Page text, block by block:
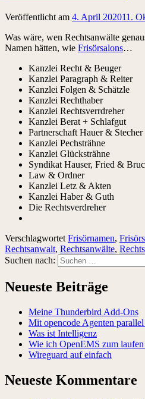
Veröffentlicht am 4. April 202011.
Was wäre, wen Rechtsanwälte
Namen hätten, wie Frisörsalons…
Kanzlei Recht & Beuger
Kanzlei Paragraph & Reiter
Kanzlei Folgen & Schätzle
Kanzlei Rechthaber
Kanzlei Rechtsverrdreher
Kanzlei Berat + Schlafgut
Partnerschaft Hauer & Stecher
Kanzlei Pechsträhne
Kanzlei Glücksträhne
Syndikat Hauser, Fried &
Law & Ordner
Kanzlei Letz & Akten
Kanzlei Haber & Guth
Die Rechtsverdreher
Verschlagwortet Frisörnamen,
Rechtsanwalt, Rechtsanwälte,
Suchen nach:
Neueste Beiträge
Meine Thunderbird Add-Ons
Mit opencode Agenten parallel
Was ist Intelligenz
Wie ich OpenEMS zum laufen
Wireguard auf einfach
Neueste Kommentare